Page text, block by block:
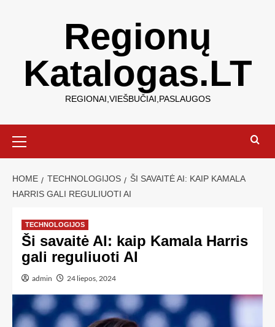
Regionų
Katalogas.LT
REGIONAI,VIEŠBUČIAI,PASLAUGOS
HOME TECHNOLOGIJOS
ŠI SAVAITĖ AI: KAIP KAMALA
HARRIS GALI REGULIUOTI AI
TECHNOLOGIJOS
Ši savaitė AI: kaip Kamala Harris
gali reguliuoti AI
admin 24 liepos, 2024